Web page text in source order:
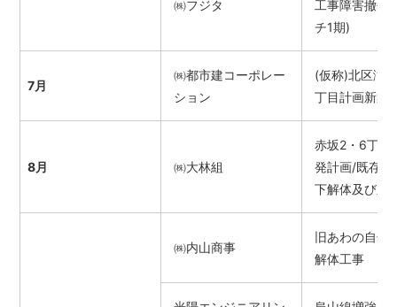
㈱フジタ
工事障害撤去(
チ1期)
7月
㈱都市建コーポレー
ション
(仮称)北区滝
丁目計画新築
8月 ㈱大林組
赤坂2・6丁目
発計画/既存建
下解体及び新
㈱内山商事
旧あわの自然
解体工事